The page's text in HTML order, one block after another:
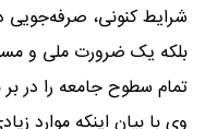
شرایط کنونی،
بلکه یک ضرورت ملی و
تمام سطوح جامعه را در
وی با بیان اینکه موارد